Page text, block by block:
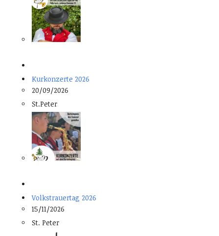
Kurkonzerte 2026
20/09/2026
St.Peter
Volkstrauertag 2026
15/11/2026
St. Peter